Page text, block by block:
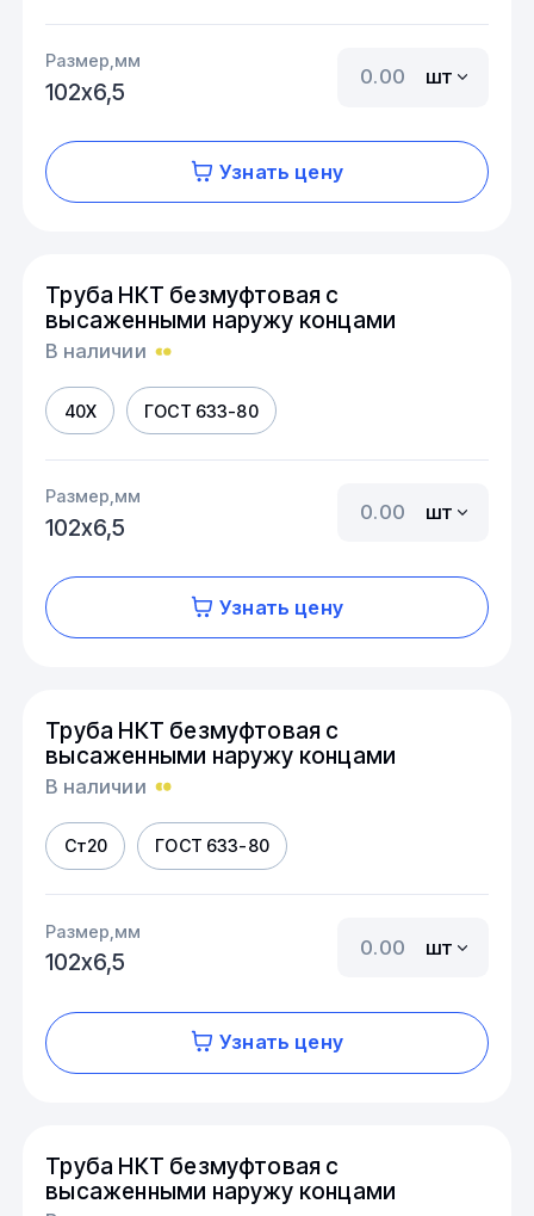
Размер,мм
102х6,5
шт
Узнать цену
Труба НКТ безмуфтовая с
высаженными наружу концами
В наличии
40Х ГОСТ 633-80
Размер,мм
102х6,5
шт
Узнать цену
Труба НКТ безмуфтовая с
высаженными наружу концами
В наличии
Ст20 ГОСТ 633-80
Размер,мм
102х6,5
шт
Узнать цену
Труба НКТ безмуфтовая с
высаженными наружу концами